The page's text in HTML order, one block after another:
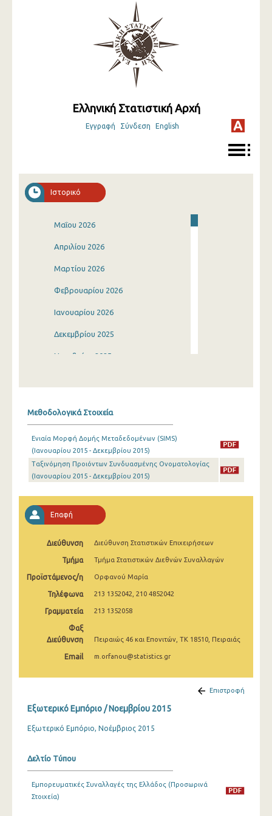
Ελληνική Στατιστική Αρχή
Εγγραφή Σύνδεση English
Ιστορικό
Μαΐου 2026
Απριλίου 2026
Μαρτίου 2026
Φεβρουαρίου 2026
Ιανουαρίου 2026
Δεκεμβρίου 2025
Νοεμβρίου 2025
Ιουλίου 2025
Ιουνίου 2025
Απριλίου 2025
Ιανουαρίου 2025
Δεκεμβρίου 2024
Οκτωβρίου 2024
Σεπτεμβρίου 2024
Ιουλίου 2024
Ιουνίου 2024
Απριλίου 2024
Μαρτίου 2024
Μεθοδολογικά Στοιχεία
Ενιαία Μορφή Δομής Μεταδεδομένων (SIMS)
(Ιανουαρίου 2015 - Δεκεμβρίου 2015)
Ταξινόμηση Προιόντων Συνδυασμένης Ονοματολογίας
(Ιανουαρίου 2015 - Δεκεμβρίου 2015)
Επαφή
Διεύθυνση Διεύθυνση Στατιστικών Επιχειρήσεων
Τμήμα Τμήμα Στατιστικών Διεθνών Συναλλαγών
Προϊστάμενος/η Ορφανού Μαρία
Τηλέφωνα 213 1352042, 210 4852042
Γραμματεία 213 1352058
Φαξ
Διεύθυνση
Πειραιώς 46 και Επονιτών, ΤΚ 18510, Πειραιάς
Email m.orfanou@statistics.gr
Επιστροφή
Εξωτερικό Εμπόριο / Νοεμβρίου 2015
Εξωτερικό Εμπόριο, Νοέμβριος 2015
Δελτίο Τύπου
Εμπορευματικές Συναλλαγές της Ελλάδος (Προσωρινά
Στοιχεία)